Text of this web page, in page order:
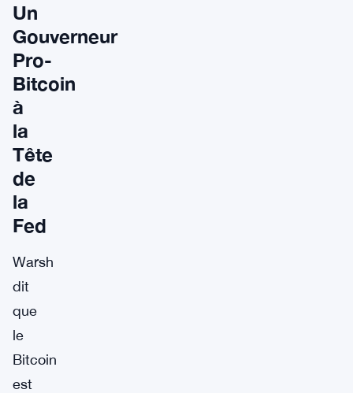
Un
Gouverneur
Pro-
Bitcoin
à
la
Tête
de
la
Fed
Warsh
dit
que
le
Bitcoin
est